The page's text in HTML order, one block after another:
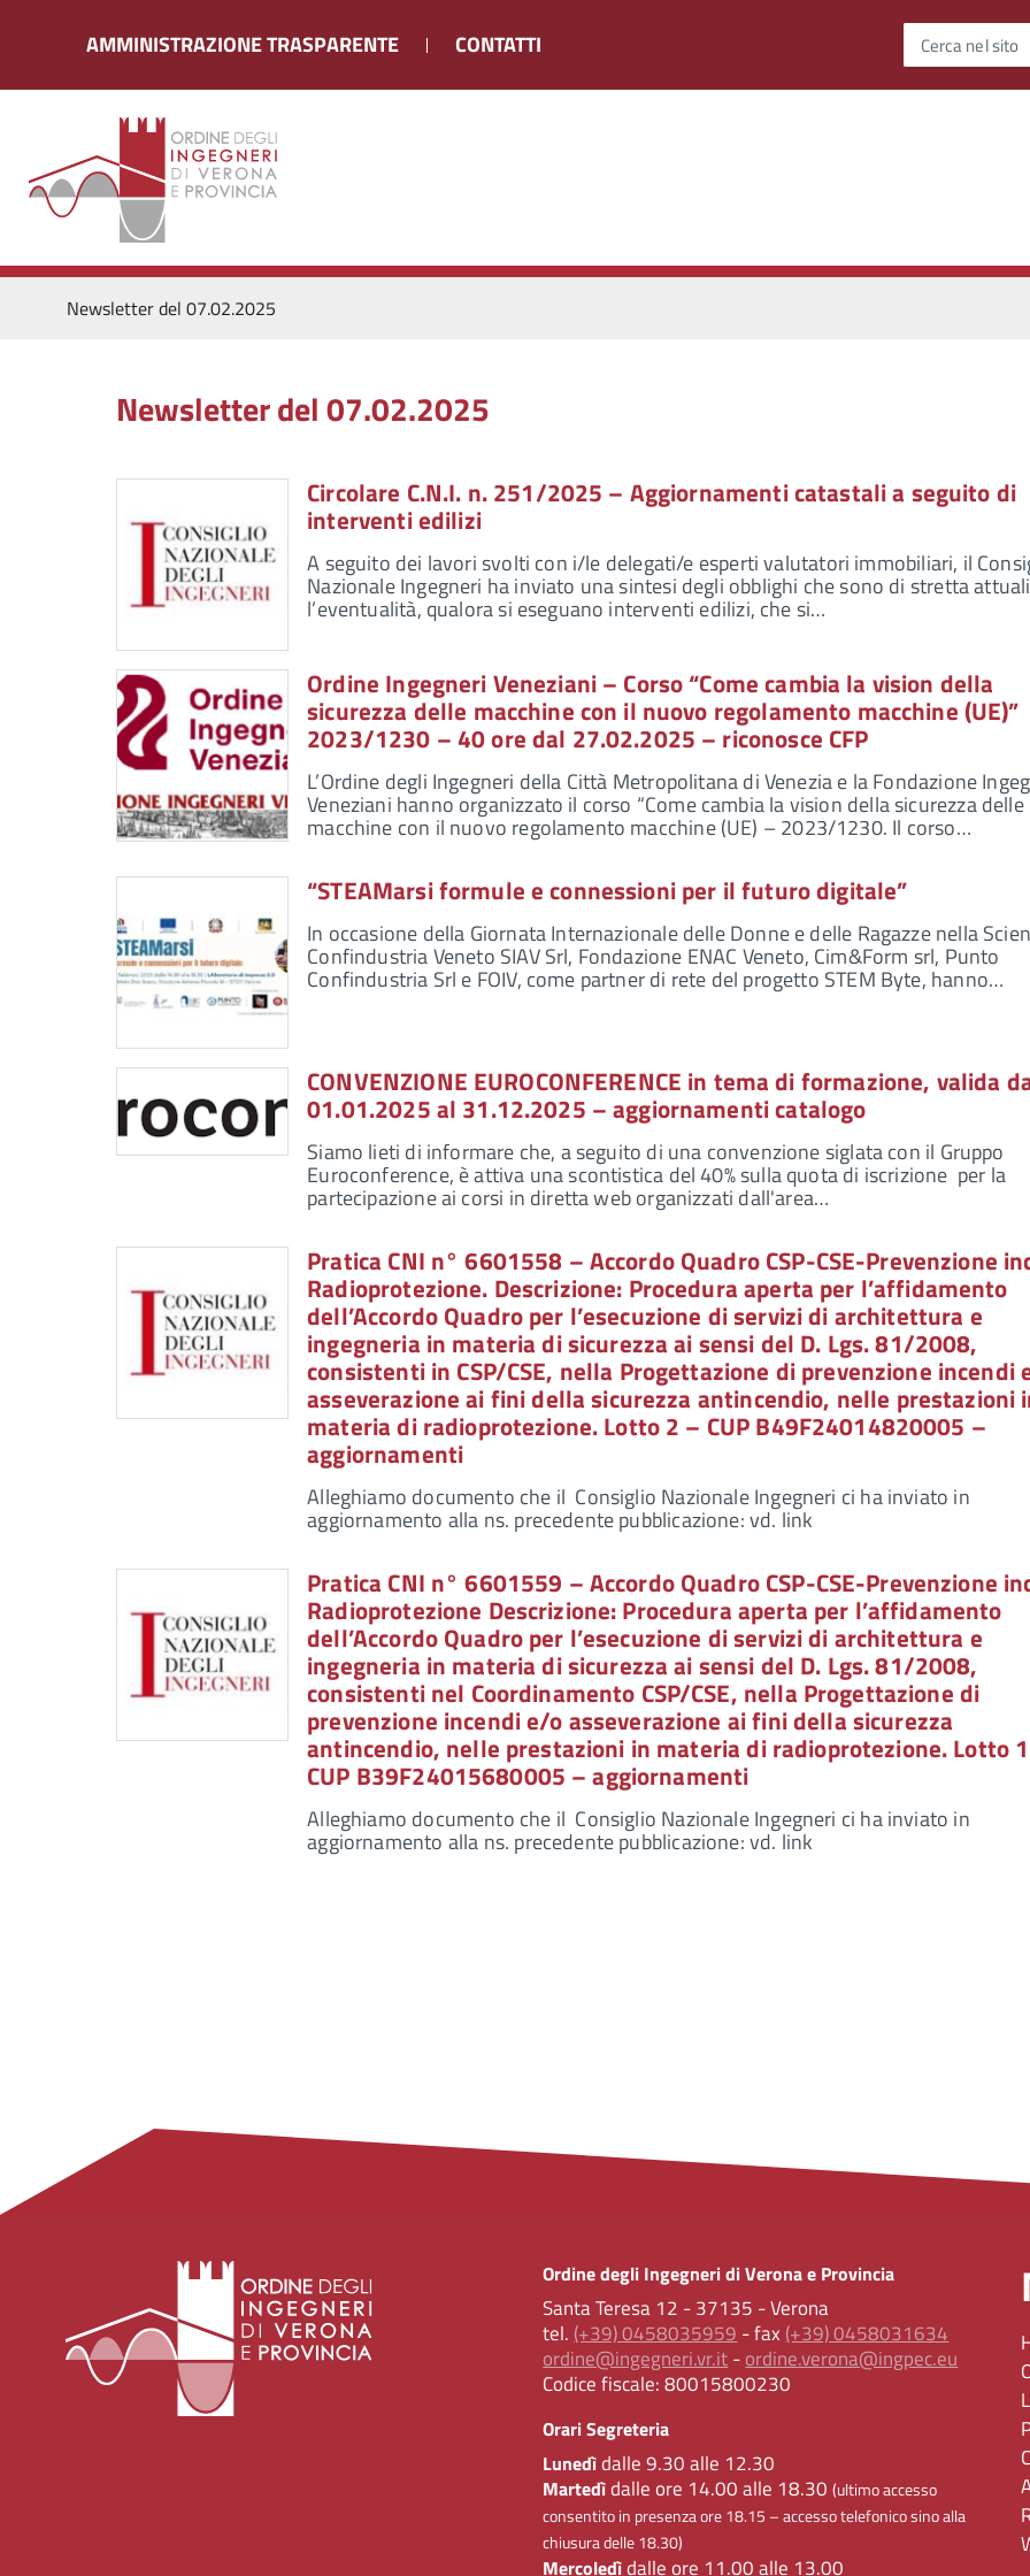
AMMINISTRAZIONE TRASPARENTE CONTATTI Cerca nel sito
Newsletter del 07.02.2025
Newsletter del 07.02.2025
Circolare C.N.I. n. 251/2025 – Aggiornamenti catastali a seguito di
interventi edilizi
A seguito dei lavori svolti con i/le delegati/e esperti valutatori immobiliari, il
Nazionale Ingegneri ha inviato una sintesi degli obblighi che sono di stretta
l’eventualità, qualora si eseguano interventi edilizi, che si…
Ordine Ingegneri Veneziani – Corso “Come cambia la vision della
sicurezza delle macchine con il nuovo regolamento macchine (UE)”
2023/1230 – 40 ore dal 27.02.2025 – riconosce CFP
L’Ordine degli Ingegneri della Città Metropolitana di Venezia e la Fondazione
Veneziani hanno organizzato il corso “Come cambia la vision della sicurezza delle
macchine con il nuovo regolamento macchine (UE) – 2023/1230. Il corso…
“STEAMarsi formule e connessioni per il futuro digitale”
In occasione della Giornata Internazionale delle Donne e delle Ragazze nella
Confindustria Veneto SIAV Srl, Fondazione ENAC Veneto, Cim&Form srl, Punto
Confindustria Srl e FOIV, come partner di rete del progetto STEM Byte, hanno…
CONVENZIONE EUROCONFERENCE in tema di formazione, valida
01.01.2025 al 31.12.2025 – aggiornamenti catalogo
Siamo lieti di informare che, a seguito di una convenzione siglata con il Gruppo
Euroconference, è attiva una scontistica del 40% sulla quota di iscrizione per la
partecipazione ai corsi in diretta web organizzati dall'area…
Pratica CNI n° 6601558 – Accordo Quadro CSP-CSE-Prevenzione
Radioprotezione. Descrizione: Procedura aperta per l’affidamento
dell’Accordo Quadro per l’esecuzione di servizi di architettura e
ingegneria in materia di sicurezza ai sensi del D. Lgs. 81/2008,
consistenti in CSP/CSE, nella Progettazione di prevenzione incendi
asseverazione ai fini della sicurezza antincendio, nelle prestazioni
materia di radioprotezione. Lotto 2 – CUP B49F24014820005 –
aggiornamenti
Alleghiamo documento che il Consiglio Nazionale Ingegneri ci ha inviato in
aggiornamento alla ns. precedente pubblicazione: vd. link
Pratica CNI n° 6601559 – Accordo Quadro CSP-CSE-Prevenzione
Radioprotezione Descrizione: Procedura aperta per l’affidamento
dell’Accordo Quadro per l’esecuzione di servizi di architettura e
ingegneria in materia di sicurezza ai sensi del D. Lgs. 81/2008,
consistenti nel Coordinamento CSP/CSE, nella Progettazione di
prevenzione incendi e/o asseverazione ai fini della sicurezza
antincendio, nelle prestazioni in materia di radioprotezione. Lotto
CUP B39F24015680005 – aggiornamenti
Alleghiamo documento che il Consiglio Nazionale Ingegneri ci ha inviato in
aggiornamento alla ns. precedente pubblicazione: vd. link
Ordine degli Ingegneri di Verona e Provincia
Santa Teresa 12 - 37135 - Verona
tel. (+39) 0458035959 - fax (+39) 0458031634
ordine@ingegneri.vr.it-ordine.verona@ingpec.eu
Codice fiscale:80015800230
Orari Segreteria
Lunedìdalle 9.30 alle 12.30
Martedìdalle ore 14.00 alle 18.30(ultimo accesso
consentito in presenza ore 18.15 – accesso telefonico sino alla
chiusura delle 18.30)
Mercoledìdalle ore 11.00 alle 13.00